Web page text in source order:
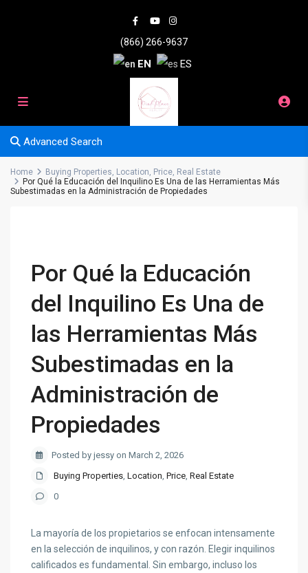
(866) 266-9637
EN ES
Advanced Search
Home Buying Properties, Location, Price, Real Estate
Por Qué la Educación del Inquilino Es Una de las Herramientas Más
Subestimadas en la Administración de Propiedades
Por Qué la Educación
del Inquilino Es Una de
las Herramientas Más
Subestimadas en la
Administración de
Propiedades
Posted by jessy on March 2, 2026
Buying Properties,Location,Price,Real Estate
0
La mayoría de los propietarios se enfocan intensamente
en la selección de inquilinos, y con razón. Elegir inquilinos
calificados es fundamental. Sin embargo, incluso los